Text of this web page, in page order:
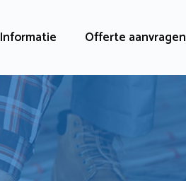
Informatie Offerte aanvragen